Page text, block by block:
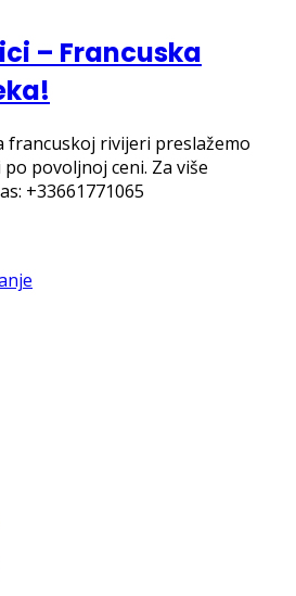
– Francuska
francuskoj rivijeri preslažemo
povoljnoj ceni. Za više
+33661771065